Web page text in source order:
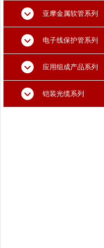
亚摩金属软管系列
电子线保护管系列
应用组成产品系列
铠装光缆系列